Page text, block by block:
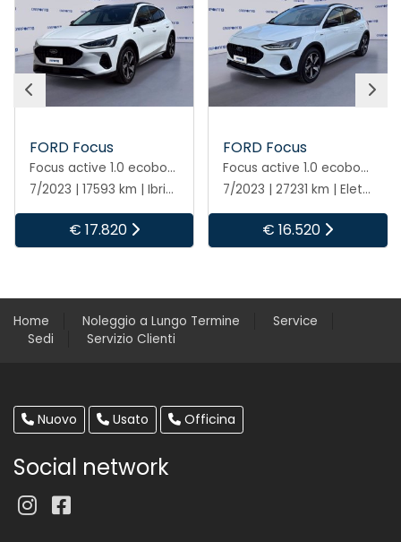
FORD Focus
Focus active 1.0 ecoboost h design 125cv
7/2023 | 17593 km | Ibrida | Manuale
€ 17.820
FORD Focus
Focus active 1.0 ecoboost h design 125cv
7/2023 | 27231 km | Elettrica/benzina | Manuale
€ 16.520
Home Noleggio a Lungo Termine
Service
Sedi
Servizio Clienti
Nuovo Usato Officina
Social network